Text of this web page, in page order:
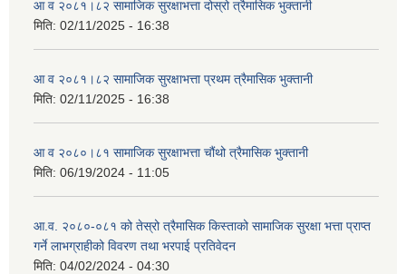
आ व २०८१।८२ सामाजिक सुरक्षाभत्ता दोस्रो त्रैमासिक भुक्तानी
मिति: 02/11/2025 - 16:38
आ व २०८१।८२ सामाजिक सुरक्षाभत्ता प्रथम त्रैमासिक भुक्तानी
मिति: 02/11/2025 - 16:38
आ व २०८०।८१ सामाजिक सुरक्षाभत्ता चौंथो त्रैमासिक भुक्तानी
मिति: 06/19/2024 - 11:05
आ.व. २०८०-०८१ को तेस्रो त्रैमासिक किस्ताको सामाजिक सुरक्षा भत्ता प्राप्त
गर्ने लाभग्राहीको विवरण तथा भरपाई प्रतिवेदन
मिति: 04/02/2024 - 04:30